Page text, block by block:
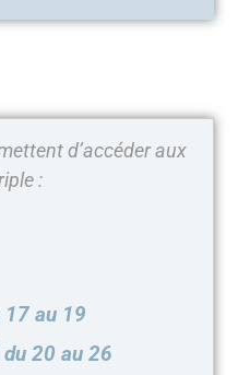
d’accéder aux
:
17 au 19
du 20 au 26